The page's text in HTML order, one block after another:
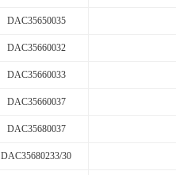
DAC35650035
DAC35660032
DAC35660033
DAC35660037
DAC35680037
DAC35680233/30